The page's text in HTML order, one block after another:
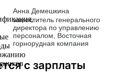
Анна Демешкина
заместитель генерального
директора по управлению
персоналом, Восточная
горнорудная компания
с зарплаты